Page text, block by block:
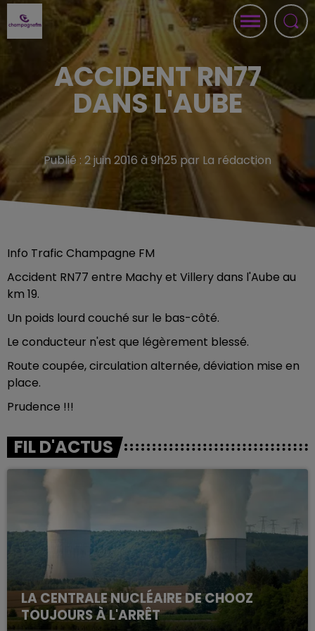
ACCIDENT RN77
DANS L'AUBE
Publié : 2 juin 2016 à 9h25 par La rédaction
Info Trafic Champagne FM
Accident RN77 entre Machy et Villery dans l'Aube au
km 19.
Un poids lourd couché sur le bas-côté.
Le conducteur n'est que légèrement blessé.
Route coupée, circulation alternée, déviation mise en
place.
Prudence !!!
FIL D'ACTUS
LA CENTRALE NUCLÉAIRE DE CHOOZ
TOUJOURS À L'ARRÊT